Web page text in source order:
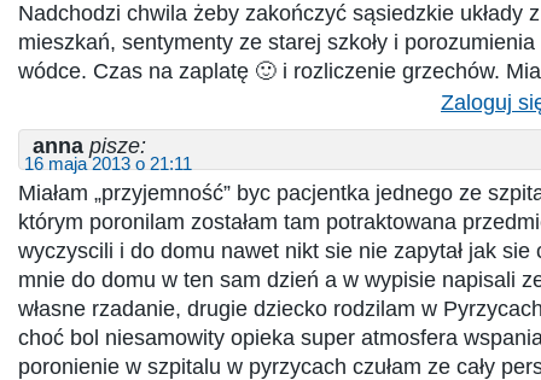
Nadchodzi chwila żeby zakończyć sąsiedzkie układy
mieszkań, sentymenty ze starej szkoły i
wódce. Czas na zaplatę 🙂 i rozliczenie grzechów.
Zaloguj
anna pisze:
16 maja 2013 o 21:11
Miałam „przyjemność” byc pacjentka jednego ze
którym poronilam zostałam tam potraktowana
wyczyscili i do domu nawet nikt sie nie zapytał jak sie
mnie do domu w ten sam dzień a w wypisie napisali
własne rzadanie, drugie dziecko rodzilam w
choć bol niesamowity opieka super atmosfera
poronienie w szpitalu w pyrzycach czułam ze cały